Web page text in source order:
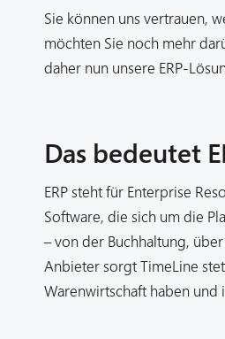
Sie können uns vertrauen,
möchten Sie noch mehr
daher nun unsere ERP-
Das bedeutet
ERP steht für Enterprise
Software, die sich um die
– von der Buchhaltung,
Anbieter sorgt TimeLine
Warenwirtschaft haben